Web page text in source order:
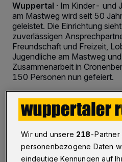
Wuppertal · Im Kinder- und
am Mastweg wird seit 50
geleistet. Die Einrichtung
zuverlässigen
Freundschaft und Freizeit,
Jugendliche am Mastweg
Zusammenarbeit in
150 Personen nun gefeiert.
24.05.2022 , 08:30 Uhr 2
Wir und unsere 218-
personenbezogene Daten
eindeutige Kennungen auf